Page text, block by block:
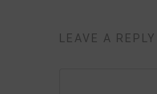
LEAVE A REPLY